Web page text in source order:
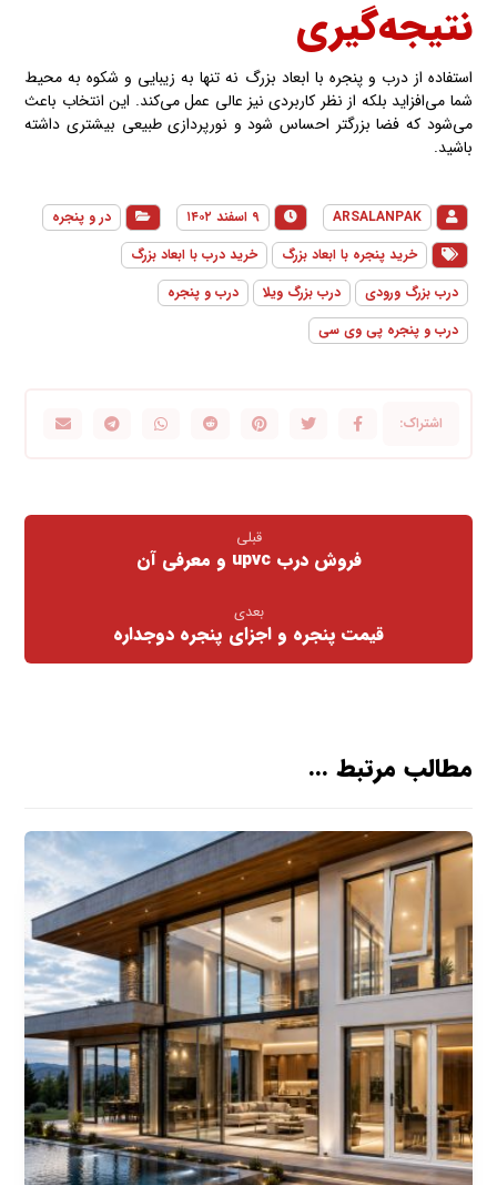
نتیجه‌گیری
استفاده از درب و پنجره با ابعاد بزرگ نه تنها به زیبایی و شکوه به محیط
شما می‌افزاید بلکه از نظر کاربردی نیز عالی عمل می‌کند. این انتخاب باعث
می‌شود که فضا بزرگتر احساس شود و نورپردازی طبیعی بیشتری داشته
باشید.
ARSALANPAK ۹ اسفند ۱۴۰۲
در و پنجره
خرید پنجره با ابعاد بزرگ
خرید درب با ابعاد بزرگ
درب بزرگ ورودی
درب بزرگ ویلا
درب و پنجره
درب و پنجره پی وی سی
قبلی
فروش درب upvc و معرفی آن
بعدی
قیمت پنجره و اجزای پنجره دوجداره
مطالب مرتبط ...